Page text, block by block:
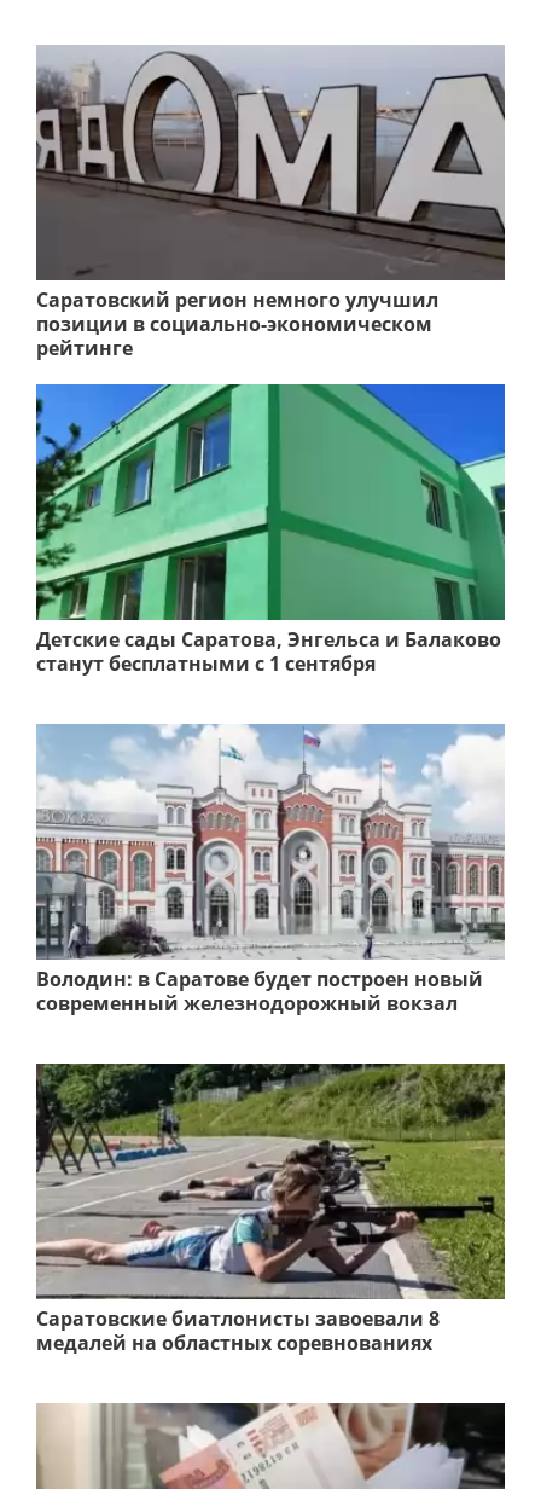
Саратовский регион немного улучшил
позиции в социально-экономическом
рейтинге
Детские сады Саратова, Энгельса и Балаково
станут бесплатными с 1 сентября
Володин: в Саратове будет построен новый
современный железнодорожный вокзал
Саратовские биатлонисты завоевали 8
медалей на областных соревнованиях